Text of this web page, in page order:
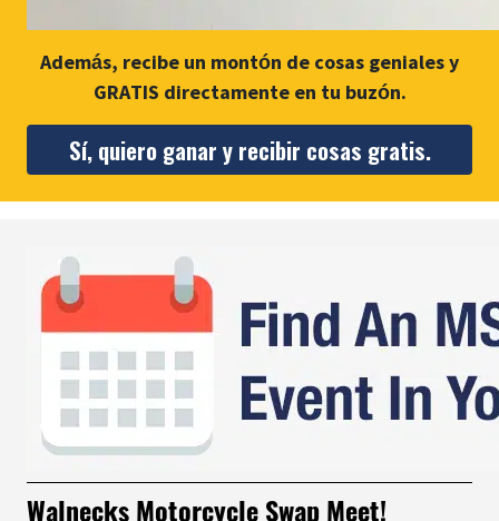
Además, recibe un montón de cosas geniales y
GRATIS directamente en tu buzón.
Sí, quiero ganar y recibir cosas gratis.
Walnecks Motorcycle Swap Meet!